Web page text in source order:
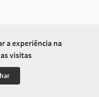
a experiência na
visitas